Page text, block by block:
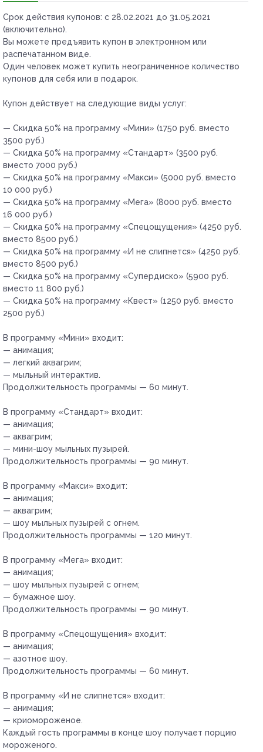
Срок действия купонов: с 28.02.2021 до 31.05.2021
(включительно).
Вы можете предъявить купон в электронном или
распечатанном виде.
Один человек может купить неограниченное количество
купонов для себя или в подарок.
Купон действует на следующие виды услуг:
— Скидка 50% на программу «Мини» (1750 руб. вместо
3500 руб.)
— Скидка 50% на программу «Стандарт» (3500 руб.
вместо 7000 руб.)
— Скидка 50% на программу «Макси» (5000 руб. вместо
10 000 руб.)
— Скидка 50% на программу «Мега» (8000 руб. вместо
16 000 руб.)
— Скидка 50% на программу «Спецощущения» (4250 руб.
вместо 8500 руб.)
— Скидка 50% на программу «И не слипнется» (4250 руб.
вместо 8500 руб.)
— Скидка 50% на программу «Супердиско» (5900 руб.
вместо 11 800 руб.)
— Скидка 50% на программу «Квест» (1250 руб. вместо
2500 руб.)
В программу «Мини» входит:
— анимация;
— легкий аквагрим;
— мыльный интерактив.
Продолжительность программы — 60 минут.
В программу «Стандарт» входит:
— анимация;
— аквагрим;
— мини-шоу мыльных пузырей.
Продолжительность программы — 90 минут.
В программу «Макси» входит:
— анимация;
— аквагрим;
— шоу мыльных пузырей с огнем.
Продолжительность программы — 120 минут.
В программу «Мега» входит:
— анимация;
— шоу мыльных пузырей с огнем;
— бумажное шоу.
Продолжительность программы — 90 минут.
В программу «Спецощущения» входит:
— анимация;
— азотное шоу.
Продолжительность программы — 60 минут.
В программу «И не слипнется» входит:
— анимация;
— криомороженое.
Каждый гость программы в конце шоу получает порцию
мороженого.